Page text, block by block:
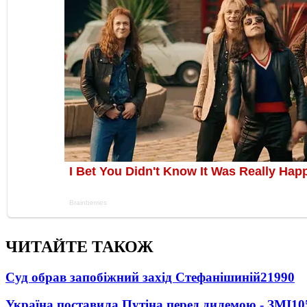
ЧИТАЙТЕ ТАКОЖ
Суд обрав запобіжний захід Стефанішиній21990